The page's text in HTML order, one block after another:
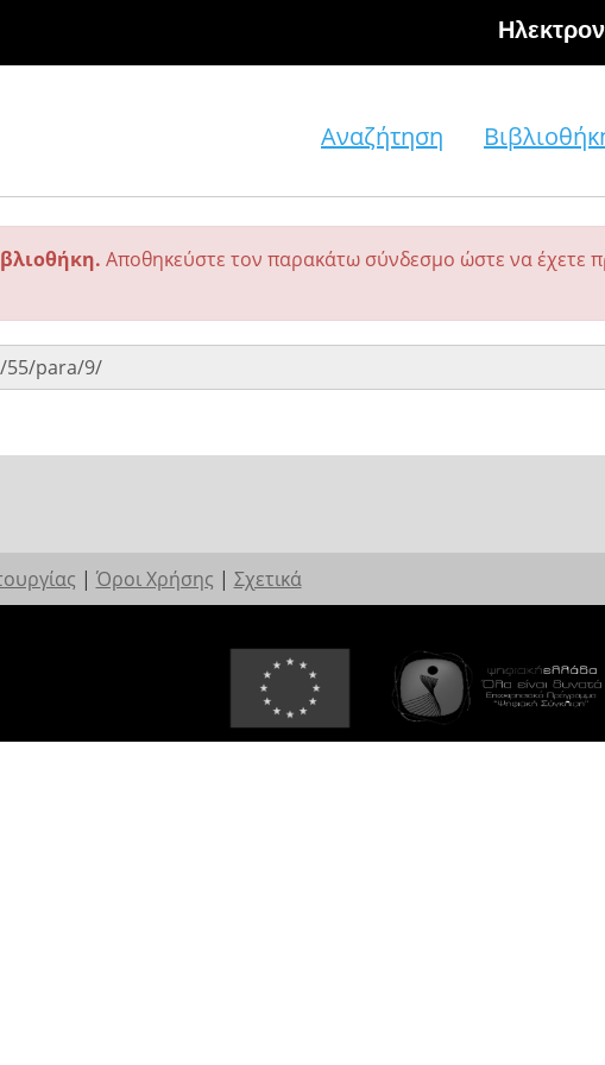
Αναζήτηση
Αποθηκεύστε τον παρακάτω σύνδεσμο ώστε να έχετε
| Όροι Χρήσης | Σχετικά